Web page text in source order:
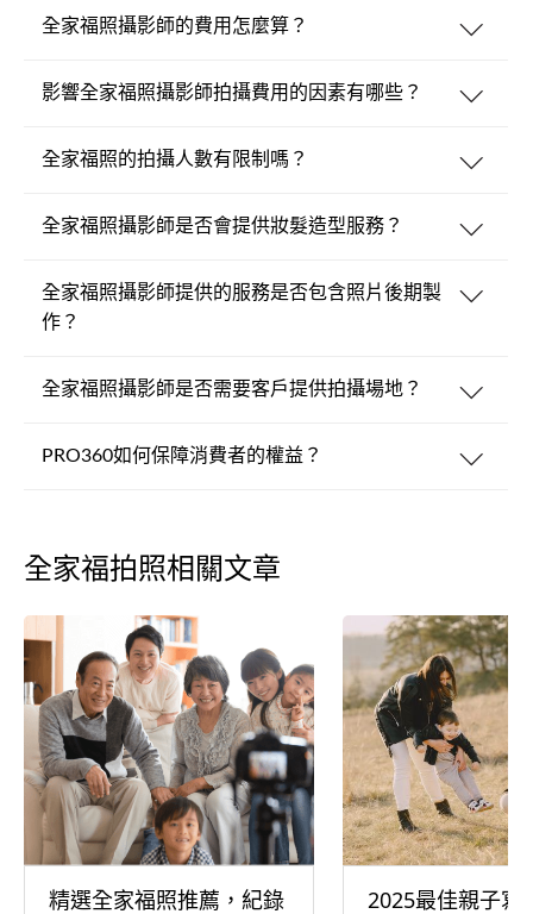
全家福照攝影師的費用怎麼算？
影響全家福照攝影師拍攝費用的因素有哪些？
全家福照的拍攝人數有限制嗎？
全家福照攝影師是否會提供妝髮造型服務？
全家福照攝影師提供的服務是否包含照片後期製
作？
全家福照攝影師是否需要客戶提供拍攝場地？
PRO360如何保障消費者的權益？
全家福拍照相關文章
精選全家福照推薦，紀錄 2025最佳親子寫